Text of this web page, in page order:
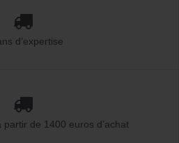
d’expertise
de 1400 euros d’achat